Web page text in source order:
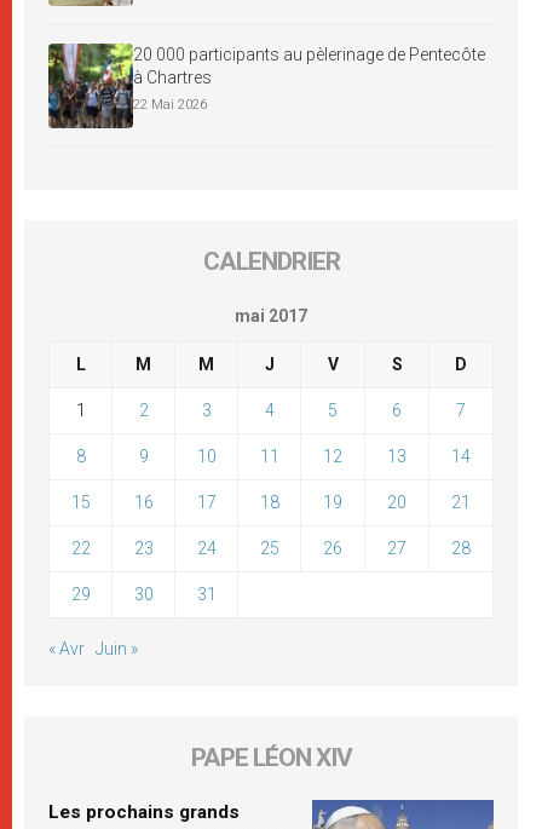
20 000 participants au pèlerinage de Pentecôte
à Chartres
22 Mai 2026
CALENDRIER
mai 2017
L M M J V S D
1 2 3 4 5 6 7
8 9 10 11 12 13 14
15 16 17 18 19 20 21
22 23 24 25 26 27 28
29 30 31
« Avr Juin »
PAPE LÉON XIV
Les prochains grands